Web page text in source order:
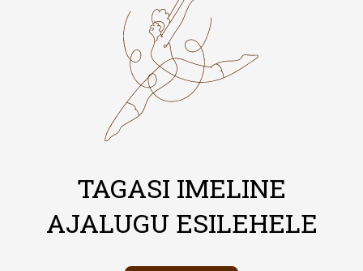
TAGASI IMELINE
AJALUGU ESILEHELE